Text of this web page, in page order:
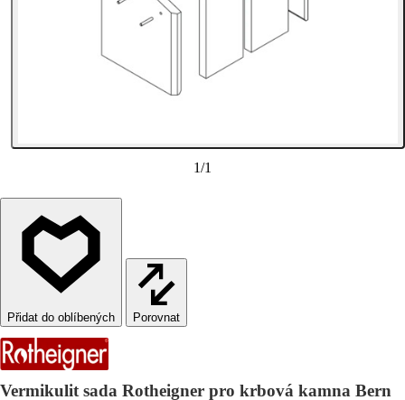
1/1
Porovnat
Vermikulit sada Rotheigner pro krbová kamna Bern